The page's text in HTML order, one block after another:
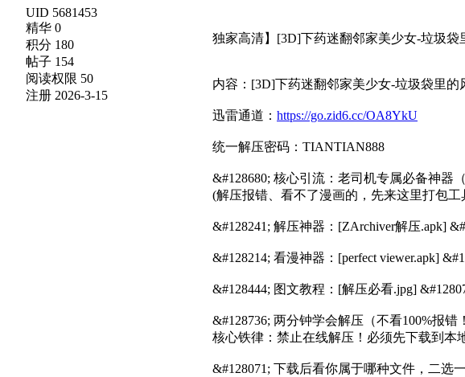
UID 5681453
精华 0
积分 180
帖子 154
阅读权限 50
注册 2026-3-15
独家高清】[3D]下药迷翻邻家美少女-垃圾袋
内容：[3D]下药迷翻邻家美少女-垃圾袋里的
迅雷通道： https://go.zid6.cc/OA8YkU
统一解压密码：TIANTIAN888
&#128680; 核心引流：老司机专属必备神器
(解压报错、看不了漫画的，先来这里打包工
&#128241; 解压神器：[ZArchiver解压.apk]
&#128214; 看漫神器：[perfect viewer.apk]
&#128444;️ 图文教程：[解压必看.jpg]
&#128736;️ 两分钟学会解压（不看100%报错
核心铁律：禁止在线解压！必须先下载到本
&#128071; 下载后看你属于哪种文件，二选